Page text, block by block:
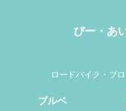
びー・あ
ロードバイク・ブ
ブルベ